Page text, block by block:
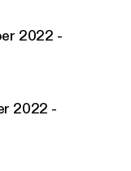
2022 -
2022 -